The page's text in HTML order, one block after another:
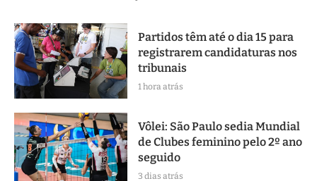
Partidos têm até o dia 15 para
registrarem candidaturas nos
tribunais
1 hora atrás
Vôlei: São Paulo sedia Mundial
de Clubes feminino pelo 2º ano
seguido
3 dias atrás